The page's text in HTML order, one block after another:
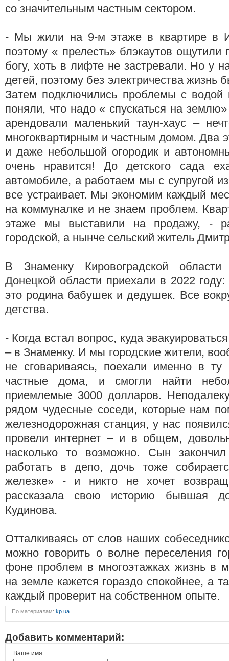
со значительным частным сектором.
- Мы жили на 9-м этаже в квартире в
поэтому « прелесть» блэкаутов
богу, хоть в лифте не застревали. Но у
детей, поэтому без электричества жизнь
Затем подключились проблемы с
поняли, что надо « спускаться на
арендовали маленький таун-хаус –
многоквартирным и частным домом. Два
и даже небольшой огородик и
очень нравится! До детского сада
автомобиле, а работаем мы с супругой
все устраивает. Мы экономим каждый
на коммуналке и не знаем проблем.
этаже мы выставили на продажу, -
городской, а нынче сельский житель
В Знаменку Кировоградской
Донецкой области приехали в 2022
это родина бабушек и дедушек. Все
детства.
- Когда встал вопрос, куда
– в Знаменку. И мы городские жители,
не сговариваясь, поехали именно в ту
частные дома, и смогли найти
приемлемые 3000 долларов.
рядом чудесные соседи, которые нам
железнодорожная станция, у нас
провели интернет – и в общем,
насколько то возможно. Сын
работать в депо, дочь тоже
железке» - и никто не хочет
рассказала свою историю бывшая
Кудинова.
Отталкиваясь от слов наших
можно говорить о волне переселения
фоне проблем в многоэтажках жизнь в
на земле кажется гораздо спокойнее, а
каждый проверит на собственном опыте.
По материалам: kp.ua
Добавить комментарий:
Ваше имя: